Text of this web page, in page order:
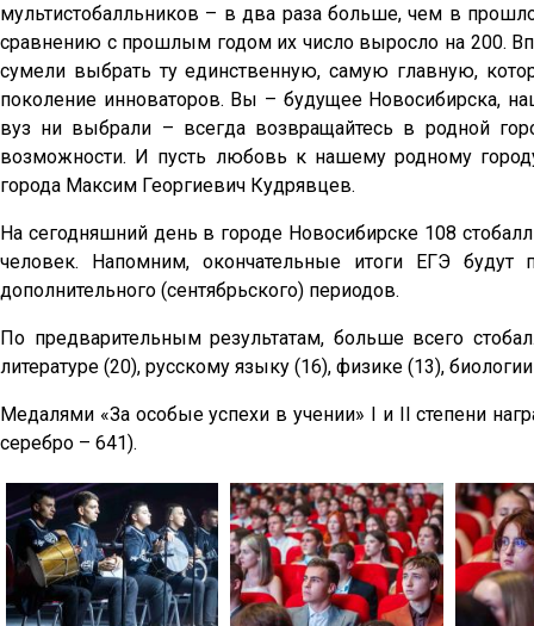
мультистобалльников – в два раза больше, чем в
сравнению с прошлым годом их число выросло на 200.
сумели выбрать ту единственную, самую главную,
поколение инноваторов. Вы – будущее Новосибирска,
вуз ни выбрали – всегда возвращайтесь в родной
возможности. И пусть любовь к нашему родному
города Максим Георгиевич Кудрявцев.
На сегодняшний день в городе Новосибирске 108
человек. Напомним, окончательные итоги ЕГЭ будут
дополнительного (сентябрьского) периодов.
По предварительным результатам, больше всего
литературе (20), русскому языку (16), физике (13),
Медалями «За особые успехи в учении» I и II степени
серебро – 641).